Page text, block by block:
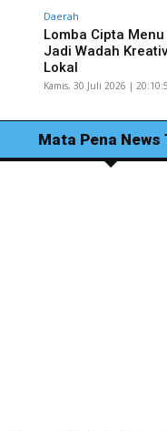
Daerah
Lomba Cipta
Jadi Wadah
Lokal
Kamis, 30 Juli 2026 |
Mata Pena News